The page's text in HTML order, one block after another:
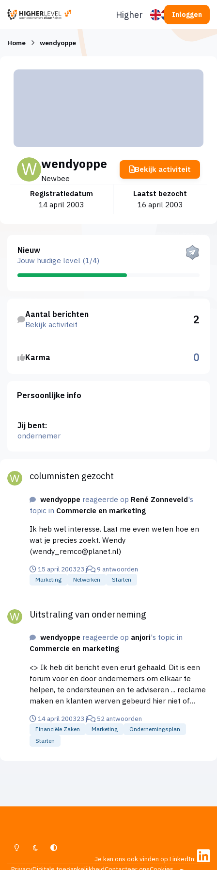
Higherlevel Inloggen
Home wendyoppe
wendyoppe
Newbee
Registratiedatum
14 april 2003
Laatst bezocht
16 april 2003
Bekijk activiteit
Nieuw
Jouw huidige level (1/4)
Aantal berichten
Bekijk activiteit
2
Karma 0
Persoonlijke info
Jij bent:
ondernemer
columnisten gezocht
wendyoppe reageerde op René Zonneveld's
topic in Commercie en marketing
Ik heb wel interesse. Laat me even weten hoe en
wat je precies zoekt. Wendy
(wendy_remco@planet.nl)
15 april 200323 j 9 antwoorden
Marketing Netwerken Starten
Uitstraling van onderneming
wendyoppe reageerde op anjori's topic in
Commercie en marketing
<> Ik heb dit bericht even eruit gehaald. Dit is een
forum voor en door ondernemers om elkaar te
helpen, te ondersteunen en te adviseren ... reclame
maken en klanten werven gebeurd hier niet of
Ik hoop dat iedereen hier begrip voor heeft !?! Thanx
for your attention - Kermie
14 april 200323 j 52 antwoorden
Financiële Zaken Marketing
Ondernemingsplan
Starten
Lichte ModusDonkere ModusSysteemvoorkeur
Je kan ons ook vinden op LinkedIn: